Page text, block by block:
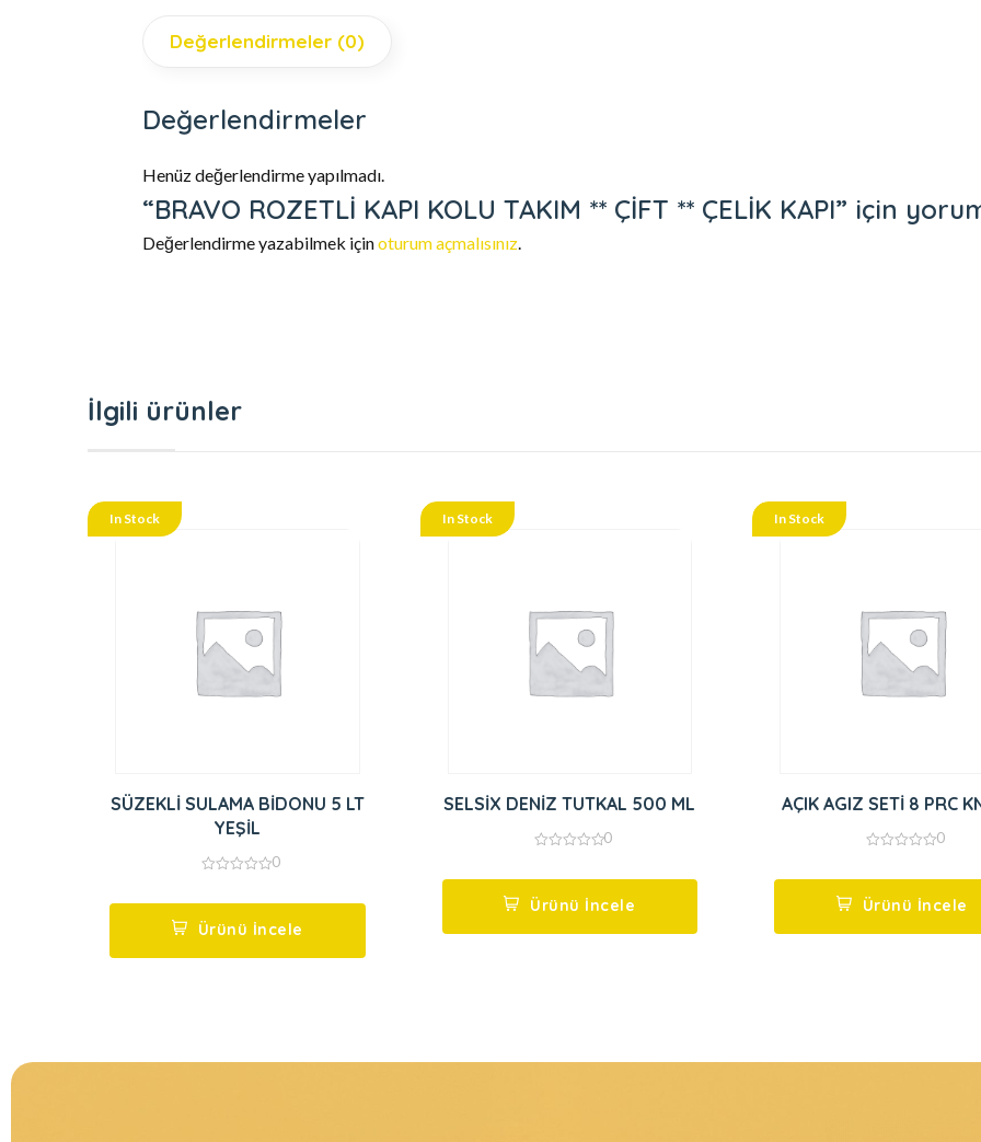
Değerlendirmeler (0)
Değerlendirmeler
Henüz değerlendirme yapılmadı.
“BRAVO ROZETLİ KAPI KOLU TAKIM ** ÇİFT ** ÇELİK KAPI” için
Değerlendirme yazabilmek içinoturum açmalısınız.
İlgili ürünler
In Stock
SÜZEKLİ SULAMA BİDONU 5 LT
YEŞİL
5
0
Ürünü İncele
In Stock
SELSİX DENİZ TUTKAL 500 ML
5
0
Ürünü İncele
In Stock
AÇIK AGIZ SETİ 8 PRC
5
0
Ürünü İncele